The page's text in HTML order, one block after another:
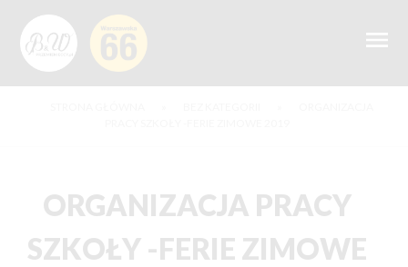
ORGANIZACJA PRACY
SZKOŁY -FERIE ZIMOWE